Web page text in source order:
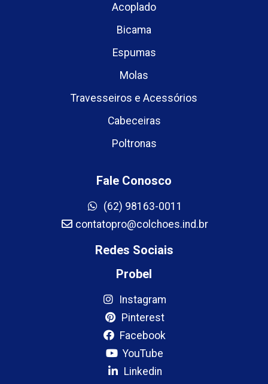
Acoplado
Bicama
Espumas
Molas
Travesseiros e Acessórios
Cabeceiras
Poltronas
Fale Conosco
(62) 98163-0011
contatopro@colchoes.ind.br
Redes Sociais
Probel
Instagram
Pinterest
Facebook
YouTube
Linkedin